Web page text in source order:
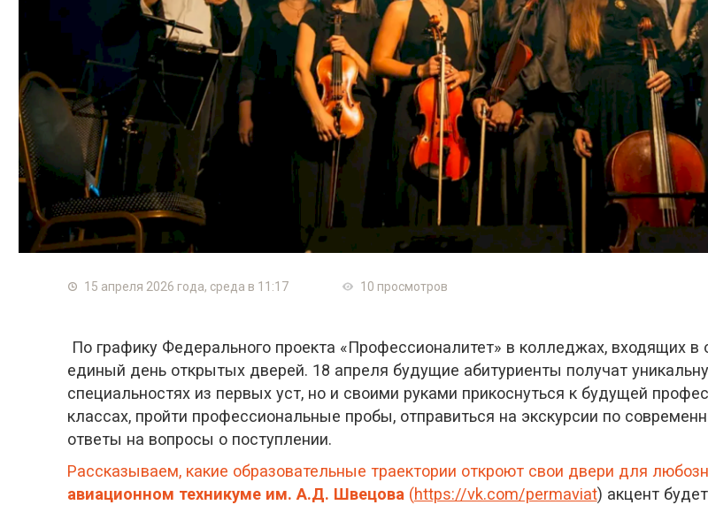
15 апреля 2026 года, среда в 11:17 10 просмотров
По графику Федерального проекта «Профессионалитет» в колледжах, входящих
единый день открытых дверей. 18 апреля будущие абитуриенты получат
специальностях из первых уст, но и своими руками прикоснуться к будущей
классах, пройти профессиональные пробы, отправиться на экскурсии по
ответы на вопросы о поступлении.
Рассказываем, какие образовательные траектории откроют свои двери для
авиационном техникуме им. А.Д. Швецова (https://vk.com/permaviat) акцент